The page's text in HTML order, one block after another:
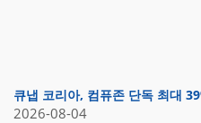
큐냅 코리아, 컴퓨존 단독 최대
2026-08-04